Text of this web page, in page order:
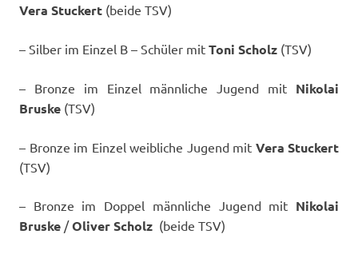
Vera Stuckert (beide TSV)
– Silber im Einzel B – Schüler mit Toni Scholz (TSV)
– Bronze im Einzel männliche Jugend mit Nikolai
Bruske (TSV)
– Bronze im Einzel weibliche Jugend mit Vera Stuckert
(TSV)
– Bronze im Doppel männliche Jugend mit Nikolai
Bruske /Oliver Scholz (beide TSV)